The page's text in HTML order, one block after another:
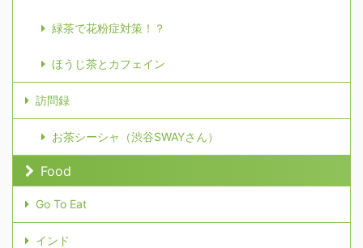
緑茶で花粉症対策！？
ほうじ茶とカフェイン
訪問録
お茶シーシャ（渋谷SWAYさん）
Food
Go To Eat
インド